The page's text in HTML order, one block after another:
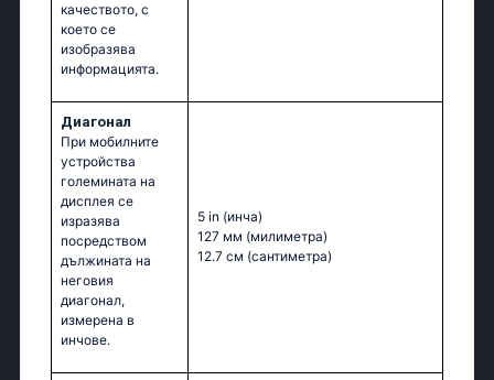
качеството, с
което се
изобразява
информацията.
Диагонал
При мобилните
устройства
големината на
дисплея се
изразява
посредством
дължината на
неговия
диагонал,
измерена в
инчове.
5 in (инча)
127 мм (милиметра)
12.7 см (сантиметра)